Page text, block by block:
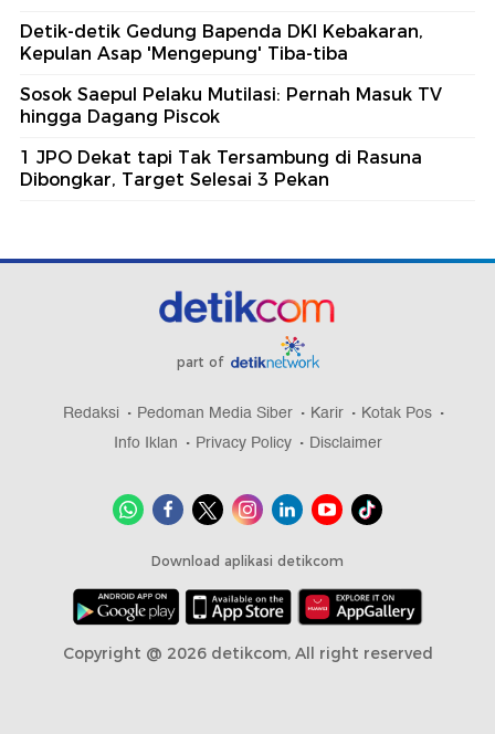
Detik-detik Gedung Bapenda DKI Kebakaran,
Kepulan Asap 'Mengepung' Tiba-tiba
Sosok Saepul Pelaku Mutilasi: Pernah Masuk TV
hingga Dagang Piscok
1 JPO Dekat tapi Tak Tersambung di Rasuna
Dibongkar, Target Selesai 3 Pekan
part of
Redaksi Pedoman Media Siber Karir
Kotak Pos
Info Iklan
Privacy Policy Disclaimer
Download aplikasi detikcom
Copyright @ 2026 detikcom, All right reserved